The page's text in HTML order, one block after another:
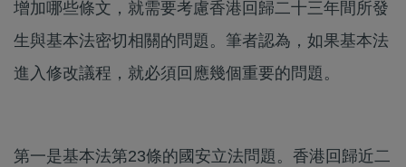
增加哪些條文，就需要考慮香港回歸二十三年間所發
生與基本法密切相關的問題。筆者認為，如果基本法
進入修改議程，就必須回應幾個重要的問題。
第一是基本法第23條的國安立法問題。香港回歸近二